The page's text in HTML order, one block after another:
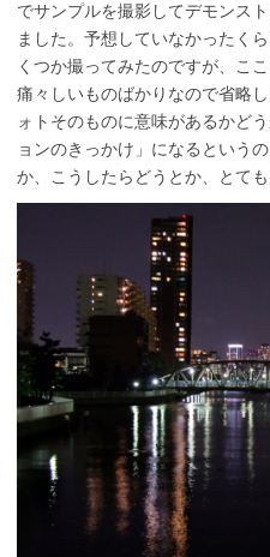
でサンプルを撮影してデモンス
ました。予想していなかったく
くつか撮ってみたのですが、こ
痛々しいものばかりなので省略
ォトそのものに意味があるかど
ョンのきっかけ」になるという
か、こうしたらどうとか、とても